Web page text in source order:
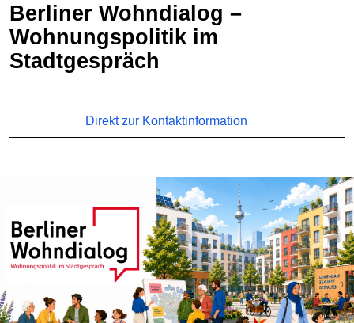
Berliner Wohndialog –
Wohnungspolitik im
Stadtgespräch
Direkt zur Kontaktinformation